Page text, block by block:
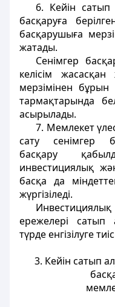
6. Кейін сатып
басқаруға
басқарушыға
жатады.
Сенімгер
келісім
мерзімінен
тармақтарында
асырылады.
7. Мемлекет
сату сенімгер
басқару
инвестициялық
басқа да
жүргізіледі.
Инвестициялық
ережелері сатып
түрде енгізілуге
3. Кейін сатып